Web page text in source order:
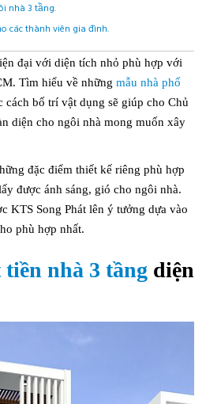
nhà 3 tầng.
các thành viên gia đình.
đại với diện tích nhỏ phù hợp với
Tìm hiểu về những mẫu nhà phố
cách bố trí vật dụng sẽ giúp cho Chủ
diện cho ngôi nhà mong muốn xây
đặc điểm thiết kế riêng phù hợp
được ánh sáng, gió cho ngôi nhà.
KTS Song Phát lên ý tưởng dựa vào
phù hợp nhất.
tiền nhà 3 tầng diện